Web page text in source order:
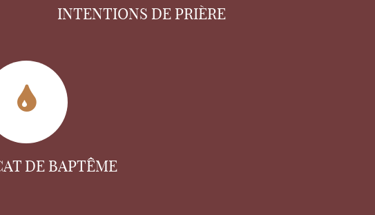
INTENTIONS DE PRIÈRE
DE BAPTÊME